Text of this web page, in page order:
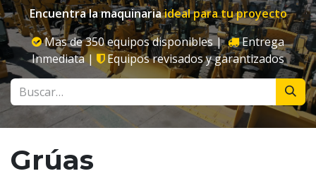
Encuentra la maquinariaideal para tu proyecto
Mas de 350 equipos disponibles |
Entrega
Inmediata | Equipos revisados y garantizados
Grúas